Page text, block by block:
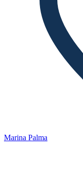
Marina Palma